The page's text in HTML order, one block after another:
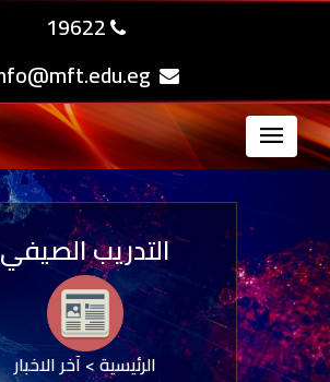
19622
التدريب الصيفي
الرئيسية>آخر الاخبار